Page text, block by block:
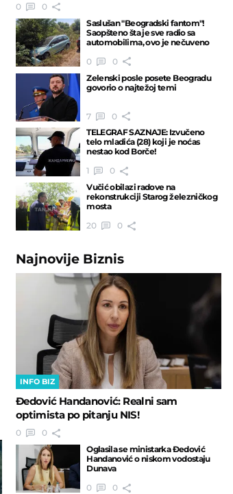
0
0
Saslušan "Beogradski fantom"!
Saopšteno šta je sve radio sa
automobilima, ovo je nečuveno
0
0
Zelenski posle posete Beogradu
govorio o najtežoj temi
7
0
TELEGRAF SAZNAJE: Izvučeno
telo mladića (28) koji je noćas
nestao kod Borče!
1
0
Vučić obilazi radove na
rekonstrukciji Starog železničkog
mosta
20
0
Najnovije Biznis
INFO BIZ
Đedović Handanović: Realni sam
optimista po pitanju NIS!
0
0
Oglasila se ministarka Đedović
Handanović o niskom vodostaju
Dunava
0
0